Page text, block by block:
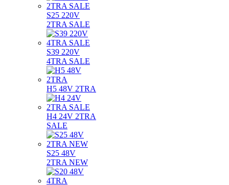
S25 220V
2TRA SALE
S39 220V
4TRA SALE
H5 48V 2TRA
H4 24V 2TRA
SALE
S25 48V
2TRA NEW